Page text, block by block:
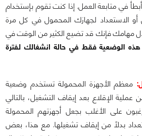
في متابعة العمل. إذا كنت تقوم بإستخدام
الاستعداد لجهازك المحمول في كل مرة
مهامك فإنك قد تضيع الكثير من الوقت في
الوضعية فقط في حالة انشغالك لفترة
معظم الأجهزة المحمولة تستخدم وضعية
عملية الإقلاع بعد إيقاف التشغيل، بالتالي
على الأغلب بجعل أجهزتهم المحمولة
بدلاً من إيقاف تشغيلها. مع هذا، بعض